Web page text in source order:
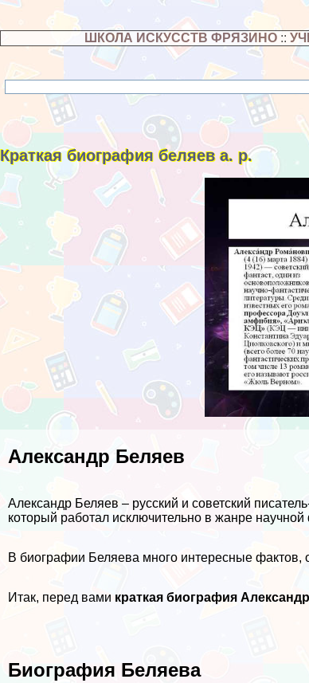
ШКОЛА ИСКУССТВ ФРЯЗИНО::
Краткая биография беляев а. р.
Александр Беляев
Александр Беляев – русский и советский
который работал исключительно в жанре научной
В биографии Беляева много интересные
Итак, перед вами краткая биография
Биография Беляева